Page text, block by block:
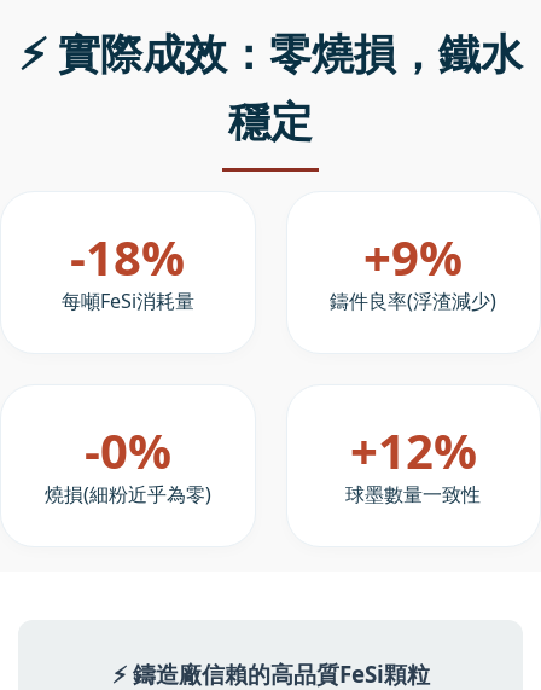
⚡ 實際成效：零燒損，鐵水
穩定
-18%
每噸FeSi消耗量
+9%
鑄件良率(浮渣減少)
-0%
燒損(細粉近乎為零)
+12%
球墨數量一致性
⚡ 鑄造廠信賴的高品質FeSi顆粒